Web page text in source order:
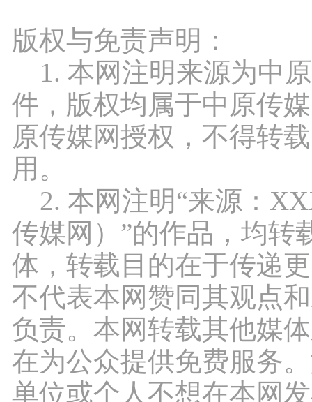
版权与免责声明：
1. 本网注明来源为中
件，版权均属于中原传
原传媒网授权，不得转
用。
2. 本网注明“来源：
传媒网）”的作品，均转
体，转载目的在于传递
不代表本网赞同其观点
负责。本网转载其他媒
在为公众提供免费服务
单位或个人不想在本网